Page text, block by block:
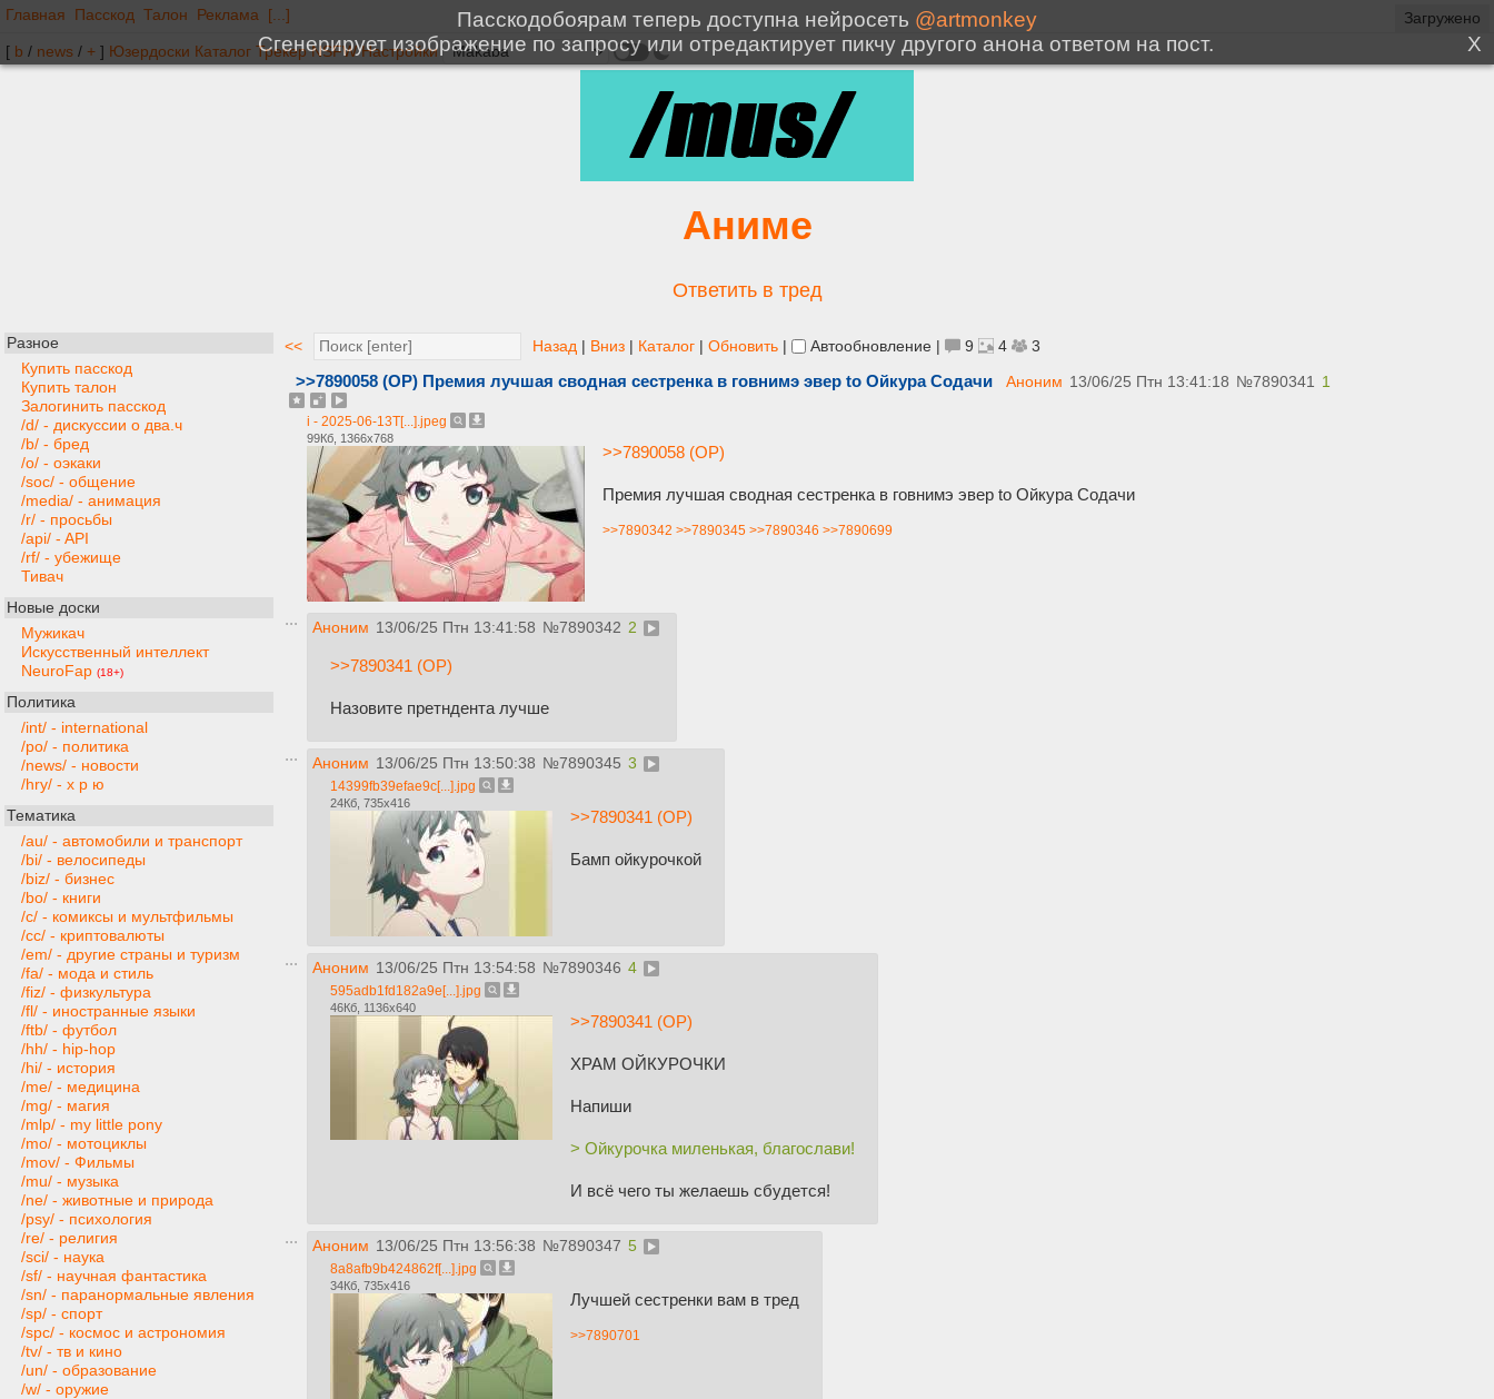
Главная Пасскод Талон Реклама [...]
[ b / news / + ] Юзердоски Каталог Трекер NSFW Настройки
Аниме
Ответить в тред
Разное
Купить пасскод
Купить талон
Залогинить пасскод
/d/ - дискуссии о два.ч
/b/ - бред
/o/ - оэкаки
/soc/ - общение
/media/ - анимация
/r/ - просьбы
/api/ - API
/rf/ - убежище
Тивач
Новые доски
Мужикач
Искусственный интеллект
NeuroFap (18+)
Политика
/int/ - international
/po/ - политика
/news/ - новости
/hry/ - х р ю
Тематика
/au/ - автомобили и транспорт
/bi/ - велосипеды
/biz/ - бизнес
/bo/ - книги
/c/ - комиксы и мультфильмы
/cc/ - криптовалюты
/em/ - другие страны и туризм
/fa/ - мода и стиль
/fiz/ - физкультура
/fl/ - иностранные языки
/ftb/ - футбол
/hh/ - hip-hop
/hi/ - история
/me/ - медицина
/mg/ - магия
/mlp/ - my little pony
/mo/ - мотоциклы
/mov/ - Фильмы
/mu/ - музыка
/ne/ - животные и природа
/psy/ - психология
/re/ - религия
/sci/ - наука
/sf/ - научная фантастика
/sn/ - паранормальные явления
/sp/ - спорт
/spc/ - космос и астрономия
/tv/ - тв и кино
/un/ - образование
/w/ - оружие
<< Назад | Вниз | Каталог | Обновить | Автообновление | 9 4 3
>>7890058 (OP) Премия лучшая сводная сестренка в говнимэ эвер to Ойкура Содачи Аноним 13/06/25 Птн 13:41:18 №7890341 1
i - 2025-06-13T[...].jpeg
99Кб, 1366x768
>>7890058 (OP)
Премия лучшая сводная сестренка в говнимэ эвер to Ойкура Содачи
>>7890342 >>7890345 >>7890346 >>7890699
Аноним 13/06/25 Птн 13:41:58 №7890342 2
>>7890341 (OP)
Назовите претндента лучше
Аноним 13/06/25 Птн 13:50:38 №7890345 3
14399fb39efae9c[...].jpg
24Кб, 735x416
>>7890341 (OP)
Бамп ойкурочкой
Аноним 13/06/25 Птн 13:54:58 №7890346 4
595adb1fd182a9e[...].jpg
46Кб, 1136x640
>>7890341 (OP)
ХРАМ ОЙКУРОЧКИ
Напиши
> Ойкурочка миленькая, благослави!
И всё чего ты желаешь сбудется!
Аноним 13/06/25 Птн 13:56:38 №7890347 5
8a8afb9b424862f[...].jpg
34Кб, 735x416
Лучшей сестренки вам в тред
>>7890701
Загружено